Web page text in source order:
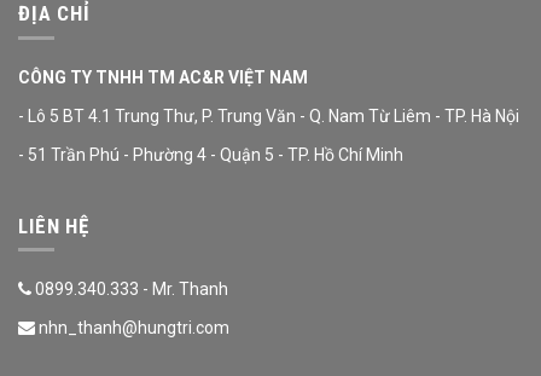
ĐỊA CHỈ
CÔNG TY TNHH TM AC&R VIỆT NAM
- Lô 5 BT 4.1 Trung Thư, P. Trung Văn - Q. Nam Từ Liêm - TP. Hà Nội
- 51 Trần Phú - Phường 4 - Quận 5 - TP. Hồ Chí Minh
LIÊN HỆ
0899.340.333 - Mr. Thanh
nhn_thanh@hungtri.com